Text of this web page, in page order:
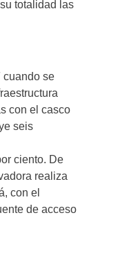
totalidad las
cuando se
con el casco
seis
ciento. De
realiza
con el
de acceso